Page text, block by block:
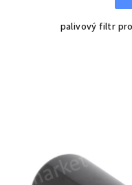
palivový filtr